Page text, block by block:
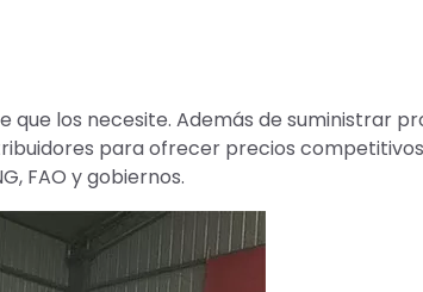
que los necesite. Además de suministrar
para ofrecer precios
FAO y gobiernos.